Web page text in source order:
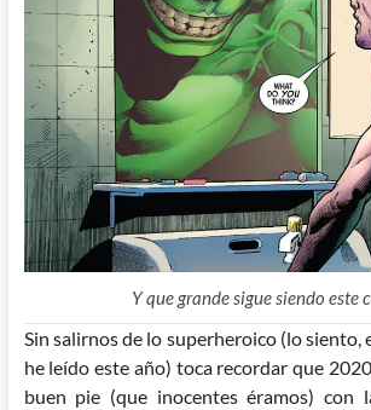
Y que grande sigue siendo este
Sin salirnos de lo superheroico (lo siento,
he leído este año) toca recordar que
buen pie (que inocentes éramos) con